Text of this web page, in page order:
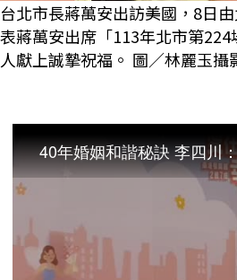
台北市長蔣萬安出訪美國，8日
表蔣萬安出席「113年北市第
人獻上誠摯祝福。 圖／林麗玉攝